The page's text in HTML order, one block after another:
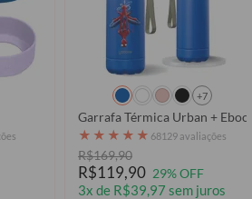
+7
Garrafa Térmica Urban +
★ ★ ★ ★ ★ 68129 avaliações
R$169,90
R$119,90 29% OFF
3x de R$39,97 sem juros